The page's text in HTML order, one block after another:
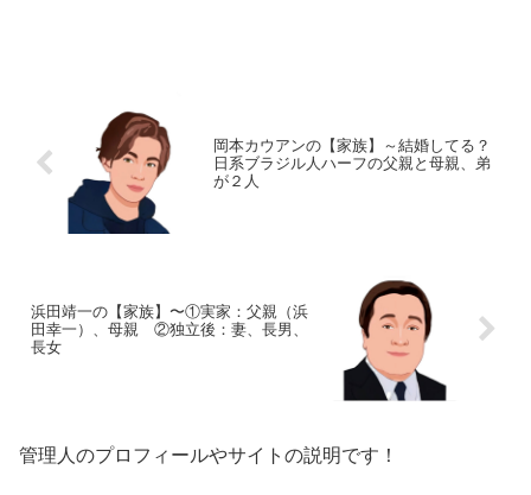
岡本カウアンの【家族】～結婚してる？
日系ブラジル人ハーフの父親と母親、弟
が２人
浜田靖一の【家族】〜①実家：父親（浜
田幸一）、母親 ②独立後：妻、長男、
長女
管理人のプロフィールやサイトの説明です！